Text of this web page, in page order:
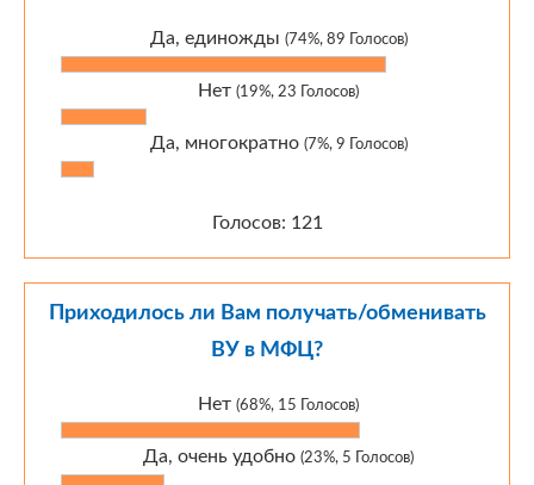
Да, единожды (74%, 89 Голосов)
Нет (19%, 23 Голосов)
Да, многократно (7%, 9 Голосов)
Голосов: 121
Приходилось ли Вам получать/обменивать
ВУ в МФЦ?
Нет (68%, 15 Голосов)
Да, очень удобно (23%, 5 Голосов)